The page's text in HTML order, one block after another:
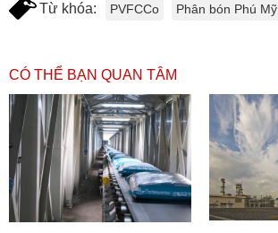
Từ khóa: PVFCCo Phân bón Phú Mỹ
CÓ THỂ BẠN QUAN TÂM